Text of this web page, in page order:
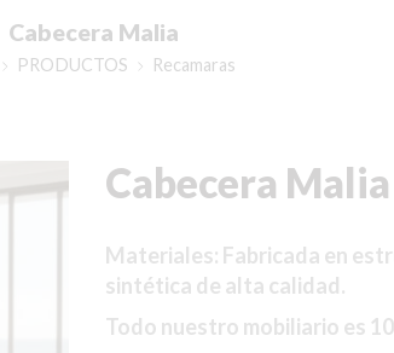
Cabecera Malia
PRODUCTOS Recamaras
Cabecera Malia
Materiales: Fabricada en
sintética de alta calidad.
Todo nuestro mobiliario es